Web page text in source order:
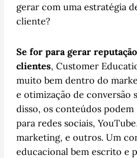
gerar com uma estratégia
cliente?
Se for para gerar
clientes, Customer
muito bem dentro do
e otimização de conversão
disso, os conteúdos
para redes sociais,
marketing, e outros. Um
educacional bem escrito e